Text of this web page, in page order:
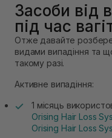
Засоби від
під час
Отже давайте
видами випадіння та
такому разі.
Активне випадіння:
1 місяць
Orising Hair Loss
Orising Hair Loss